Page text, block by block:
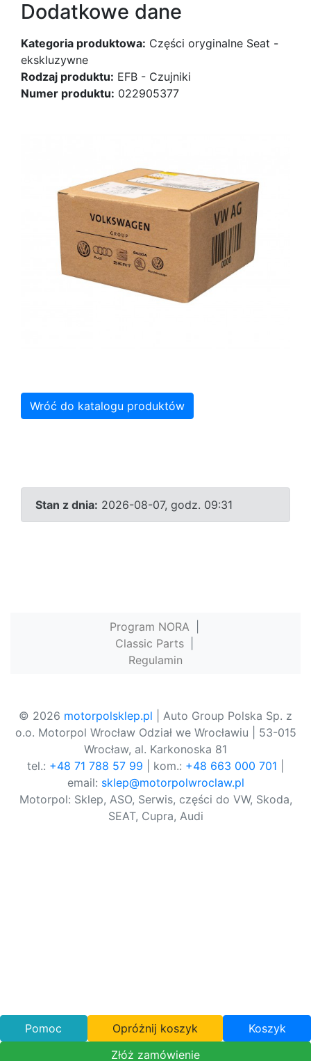
Dodatkowe dane
Kategoria produktowa: Części oryginalne Seat -
ekskluzywne
Rodzaj produktu: EFB - Czujniki
Numer produktu: 022905377
Wróć do katalogu produktów
Stan z dnia: 2026-08-07, godz. 09:31
Program NORA
Classic Parts
Regulamin
© 2026 motorpolsklep.pl | Auto Group Polska Sp. z
o.o. Motorpol Wrocław Odział we Wrocławiu | 53-015
Wrocław, al. Karkonoska 81
tel.: +48 71 788 57 99 | kom.: +48 663 000 701
email: sklep@motorpolwroclaw.pl
Motorpol: Sklep, ASO, Serwis, części do VW, Skoda,
SEAT, Cupra, Audi
Pomoc Opróżnij koszyk
Koszyk
Złóż zamówienie